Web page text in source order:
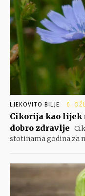
LJEKOVITO BILJE 6.
Cikorija kao lijek
dobro zdravlje
stotinama godina za